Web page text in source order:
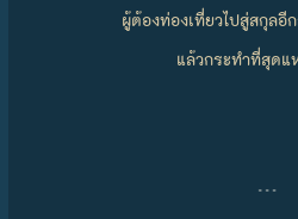
ผู้ต้องท่องเที่ยวไปสู่สกุลอี
แล้วกระทำที่สุดแ
…